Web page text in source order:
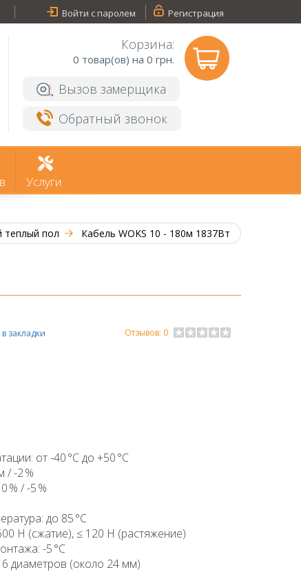
Войти с паролем Регистрация
Корзина:
0 товар(ов) на 0 грн.
Вызов замерщика
Обратный звонок
Услуги
теплый пол Кабель WOKS 10 - 180м 1837Вт
закладки Отзывов: 0
от -40 °C до +50 °C
/ -2 %
% / -5 %
до 85 °C
Н (сжатие), ≤ 120 Н (растяжение)
-5 °C
диаметров (около 24 мм)